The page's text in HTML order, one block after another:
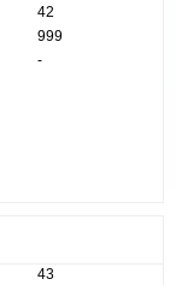
42
999
-
43